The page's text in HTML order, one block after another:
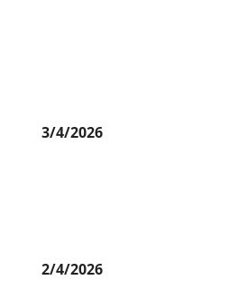
3/4/2026
2/4/2026